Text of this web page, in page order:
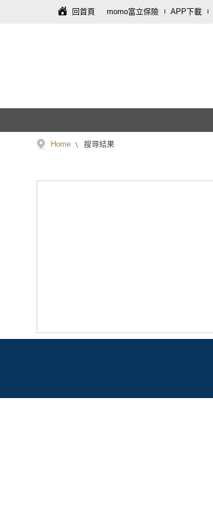
回首頁 momo富立保險 APP下載
Home 搜尋結果